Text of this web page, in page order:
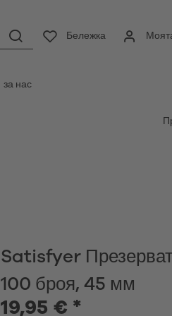
Бележка
за нас
Satisfyer
100 броя, 45 мм
19,95 € *